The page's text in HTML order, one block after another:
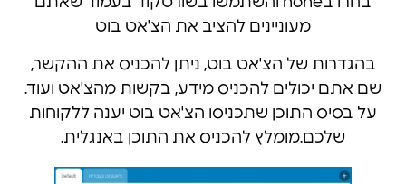
מעוניינים להציב את הצ'אט בוט
בהגדרות של הצ'אט בוט, ניתן להכניס את ההקשר,
שם אתם יכולים להכניס מידע, בקשות מהצ'אט ועוד.
על בסיס התוכן שתכניסו הצ'אט בוט יענה ללקוחות
שלכם.מומלץ להכניס את התוכן באנגלית.